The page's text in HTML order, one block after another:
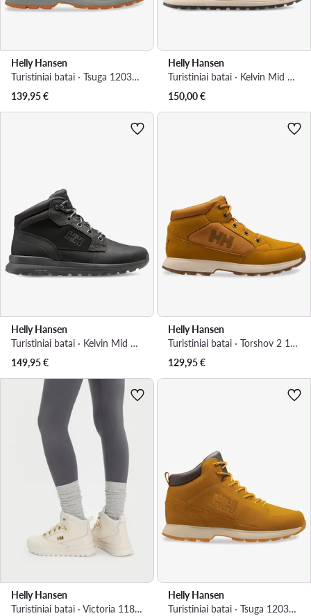
Helly Hansen
Turistiniai batai · Tsuga 12039 423 · Žalia
139,95€
Helly Hansen
Turistiniai batai · Kelvin Mid Boots 12038 · Ruda
150,00€
Helly Hansen
Turistiniai batai · Kelvin Mid Boots 12038 · Juoda
149,95€
Helly Hansen
Turistiniai batai · Torshov 2 12040725 · Ruda
129,95€
Helly Hansen
Turistiniai batai · Victoria 11818 · Écru
Helly Hansen
Turistiniai batai · Tsuga 12039 725 · Ruda